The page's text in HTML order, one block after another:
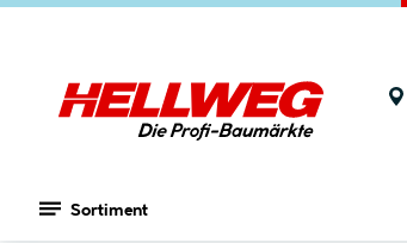
Sortiment